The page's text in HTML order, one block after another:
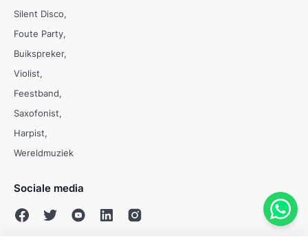
Silent Disco
Foute Party
Buikspreker
Violist
Feestband
Saxofonist
Harpist
Wereldmuziek
Sociale media